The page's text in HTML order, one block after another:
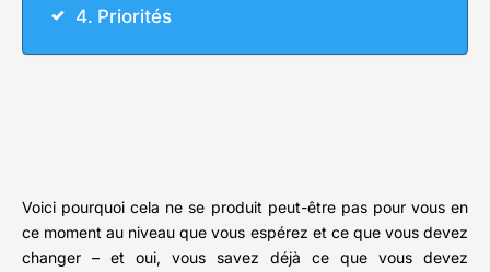
4. Priorités
Voici pourquoi cela ne se produit peut-être pas pour vous en
ce moment au niveau que vous espérez et ce que vous devez
changer – et oui, vous savez déjà ce que vous devez